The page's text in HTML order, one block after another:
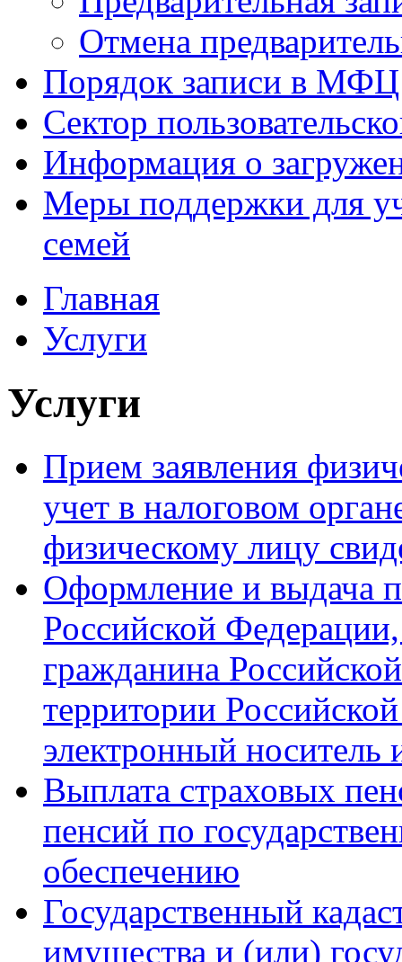
Отмена
Порядок записи в МФЦ
Сектор
Информация о
Меры поддержки для
семей
Главная
Услуги
Услуги
Прием заявления
учет в налоговом
физическому лицу
Оформление и выдача
Российской
гражданина
территории
электронный
Выплата страховых
пенсий по
обеспечению
Государственный
имущества и (или)